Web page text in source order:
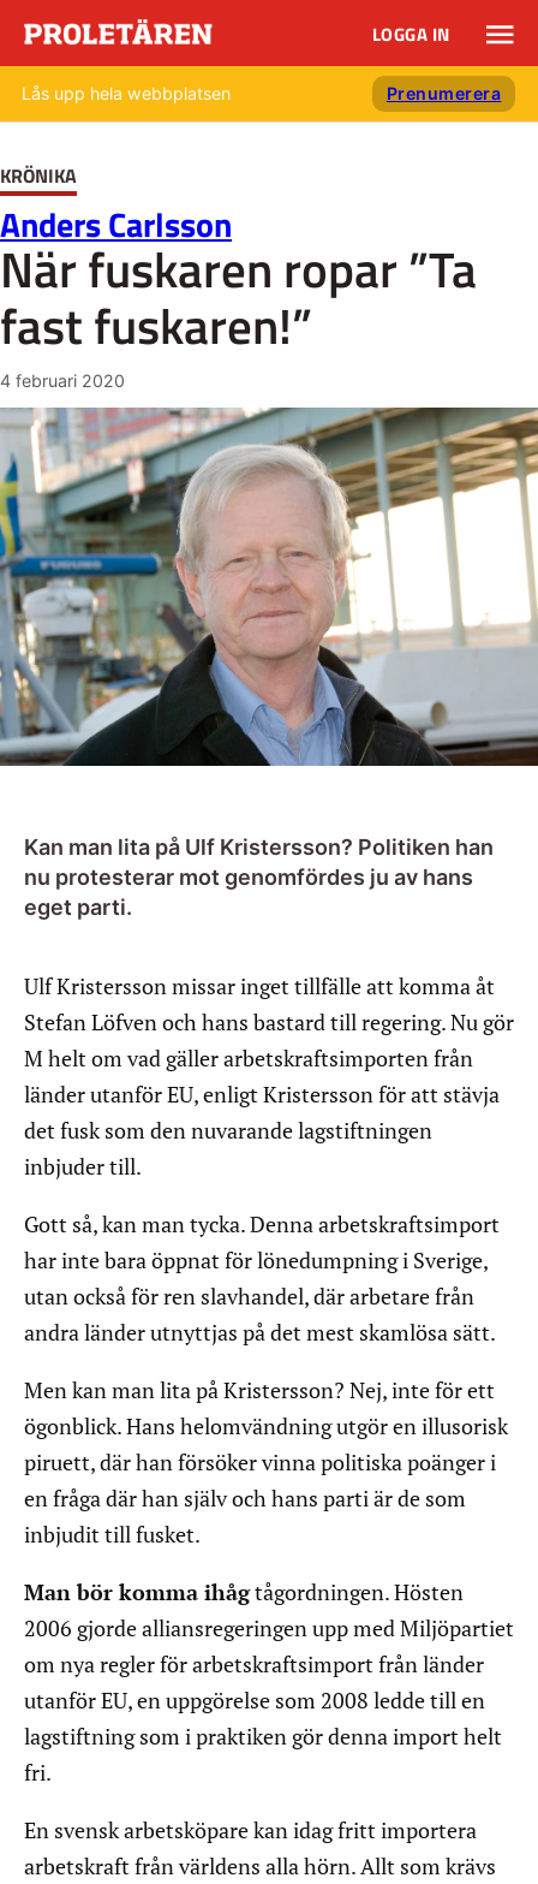
LOGGA IN
Lås upp hela webbplatsen Prenumerera
KRÖNIKA
Anders Carlsson
När fuskaren ropar ”Ta
fast fuskaren!”
4 februari 2020
Kan man lita på Ulf Kristersson? Politiken han
nu protesterar mot genomfördes ju av hans
eget parti.
Ulf Kristersson missar inget tillfälle att komma åt
Stefan Löfven och hans bastard till regering. Nu gör
M helt om vad gäller arbetskraftsimporten från
länder utanför EU, enligt Kristersson för att stävja
det fusk som den nuvarande lagstiftningen
inbjuder till.
Gott så, kan man tycka. Denna arbetskraftsimport
har inte bara öppnat för lönedumpning i Sverige,
utan också för ren slavhandel, där arbetare från
andra länder utnyttjas på det mest skamlösa sätt.
Men kan man lita på Kristersson? Nej, inte för ett
ögonblick. Hans helomvändning utgör en illusorisk
piruett, där han försöker vinna politiska poänger i
en fråga där han själv och hans parti är de som
inbjudit till fusket.
Man bör komma ihågtågordningen. Hösten
2006 gjorde alliansregeringen upp med Miljöpartiet
om nya regler för arbetskraftsimport från länder
utanför EU, en uppgörelse som 2008 ledde till en
lagstiftning som i praktiken gör denna import helt
fri.
En svensk arbetsköpare kan idag fritt importera
arbetskraft från världens alla hörn. Allt som krävs